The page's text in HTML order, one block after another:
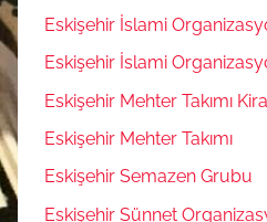
Eskişehir İslami
Eskişehir İslami
Eskişehir Mehter Takımı
Eskişehir Mehter Takımı
Eskişehir Semazen Grubu
Eskişehir Sünnet